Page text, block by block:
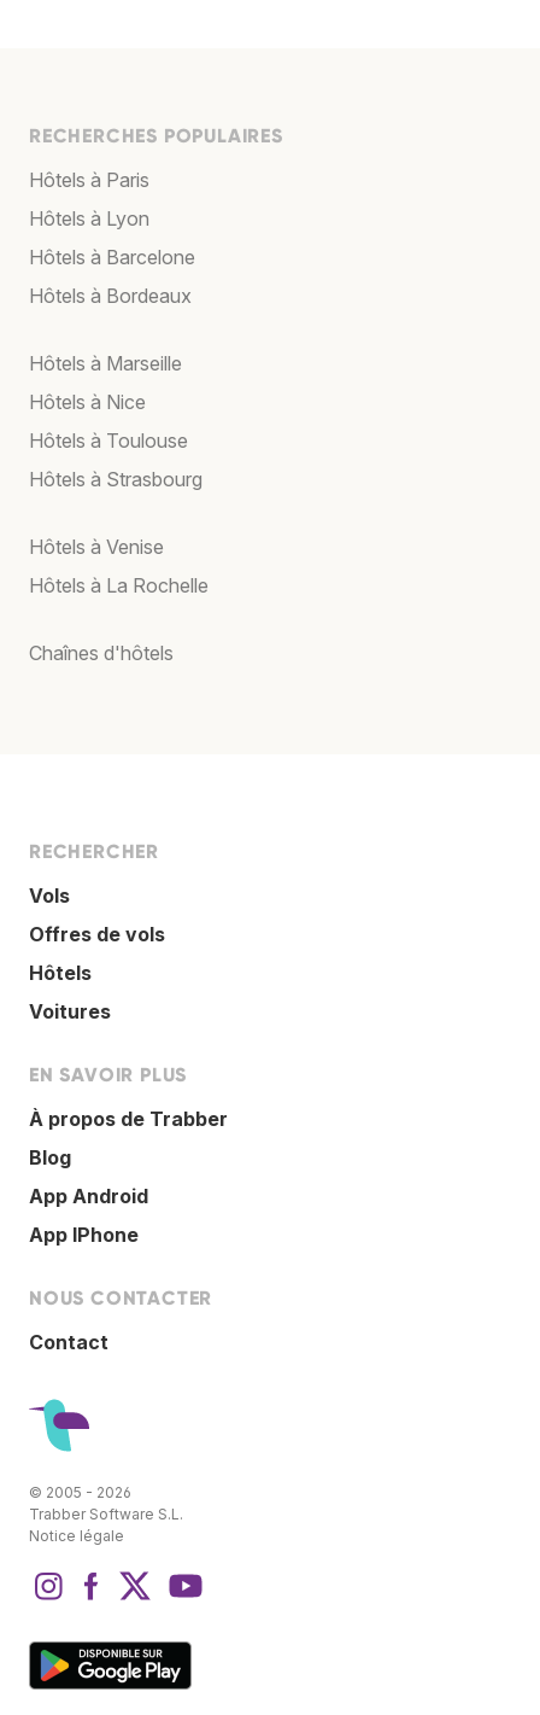
RECHERCHES POPULAIRES
Hôtels à Paris
Hôtels à Lyon
Hôtels à Barcelone
Hôtels à Bordeaux
Hôtels à Marseille
Hôtels à Nice
Hôtels à Toulouse
Hôtels à Strasbourg
Hôtels à Venise
Hôtels à La Rochelle
Chaînes d'hôtels
RECHERCHER
Vols
Offres de vols
Hôtels
Voitures
EN SAVOIR PLUS
À propos de Trabber
Blog
App Android
App IPhone
NOUS CONTACTER
Contact
© 2005 - 2026
Trabber Software S.L.
Notice légale